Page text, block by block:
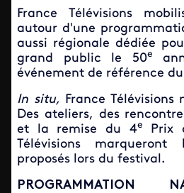
France Télévisions
autour d'une
aussi régionale dédiée
grand public le 50e
événement de référence
In situ, France Télévisions
Des ateliers, des
et la remise du 4e
Prix
Télévisions
proposés lors du festival.
PROGRAMMATION